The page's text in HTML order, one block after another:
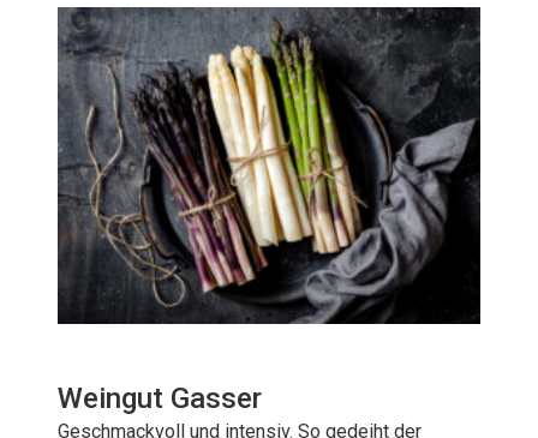
Weingut Gasser
Geschmackvoll und intensiv. So gedeiht der